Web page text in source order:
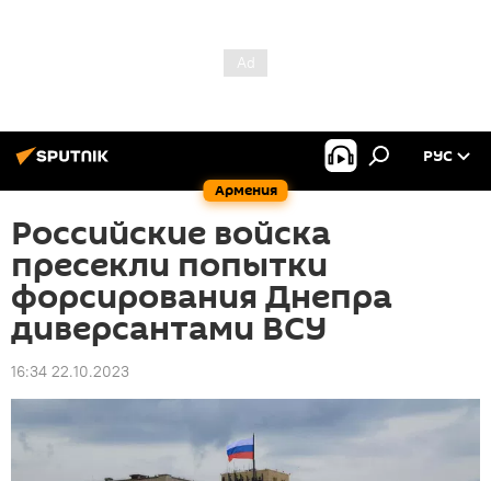
Армения
РУС
Российские войска
пресекли попытки
форсирования Днепра
диверсантами ВСУ
16:34 22.10.2023